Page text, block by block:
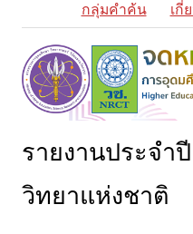
กลุ่มคำค้น
เกี่
รายงานประจำ
วิทยาแห่งชาติ